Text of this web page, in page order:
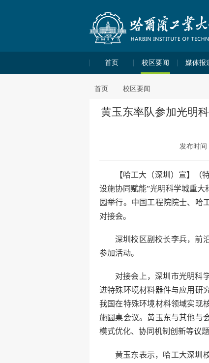
首页 校区要闻 媒体报
首页 校区要闻
黄玉东率队参加光明
发布时
【哈工大（深圳）宣】（
设施协同赋能”光明科学城重
园举行。中国工程院院士、哈
对接会。
深圳校区副校长李兵，前
参加活动。
对接会上，深圳市光明科
进特殊环境材料器件与应用研
我国在特殊环境材料领域实现
施圆桌会议。黄玉东与其他与
模式优化、协同机制创新等议
黄玉东表示，哈工大深圳
百万英才汇南粤！大湾区双